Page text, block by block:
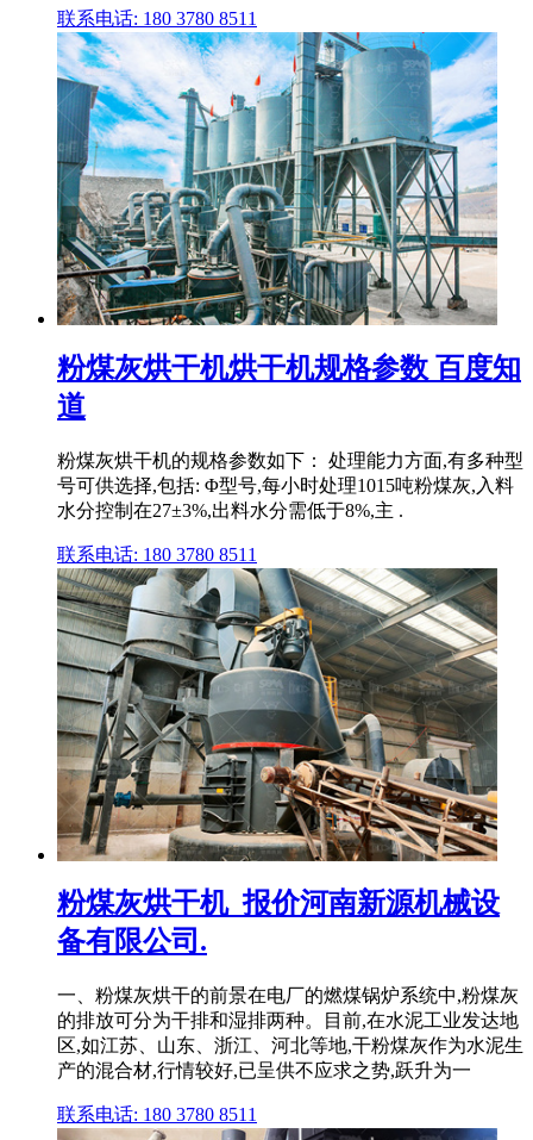
联系电话: 180 3780 8511
粉煤灰烘干机烘干机规格参数 百度知
道
粉煤灰烘干机的规格参数如下： 处理能力方面,有多种型
号可供选择,包括: Φ型号,每小时处理1015吨粉煤灰,入料
水分控制在27±3%,出料水分需低于8%,主 .
联系电话: 180 3780 8511
粉煤灰烘干机_报价河南新源机械设
备有限公司.
一、粉煤灰烘干的前景在电厂的燃煤锅炉系统中,粉煤灰
的排放可分为干排和湿排两种。目前,在水泥工业发达地
区,如江苏、山东、浙江、河北等地,干粉煤灰作为水泥生
产的混合材,行情较好,已呈供不应求之势,跃升为一
联系电话: 180 3780 8511